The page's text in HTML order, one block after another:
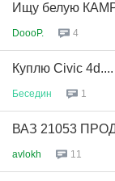
Ищу белую
DoooP. 4
Куплю Civic 4d....
Беседин 1
ВАЗ 21053
avlokh 11